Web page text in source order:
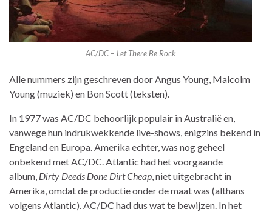
AC/DC – Let There Be Rock
Alle nummers zijn geschreven door Angus Young, Malcolm
Young (muziek) en Bon Scott (teksten).
In 1977 was AC/DC behoorlijk populair in Australië en,
vanwege hun indrukwekkende live-shows, enigzins bekend in
Engeland en Europa. Amerika echter, was nog geheel
onbekend met AC/DC. Atlantic had het voorgaande
album, Dirty Deeds Done Dirt Cheap, niet uitgebracht in
Amerika, omdat de productie onder de maat was (althans
volgens Atlantic). AC/DC had dus wat te bewijzen. In het